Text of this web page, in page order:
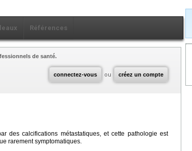
Références
connectez-vous ou créez un compte
de santé.
des calcifications métastatiques, et cette pathologie est
rarement symptomatiques.